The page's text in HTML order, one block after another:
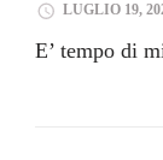
LUGLIO 19,
E’ tempo di